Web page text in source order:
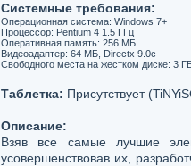
Системные требования:
Операционная система: Windows 7+
Процессор: Pentium 4 1.5 ГГц
Оперативная память: 256 МБ
Видеоадаптер: 64 МБ, Directx 9.0c
Свободного места на жестком диске: 3
Таблетка: Присутствует
Описание:
Взяв все самые лучшие
усовершенствовав их,